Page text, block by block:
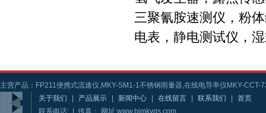
三聚氰胺速测仪，粉
电表，静电测试仪，
主营产品：FP211便携式流速仪,MKY-SM1-1不锈钢雨量器,在线电导率仪MKY-CCT-
关于我们
产品展示 新闻中心 在线留言 联系我们
首页
联系电话: | 传真： 网址:www.bjmkygs.com